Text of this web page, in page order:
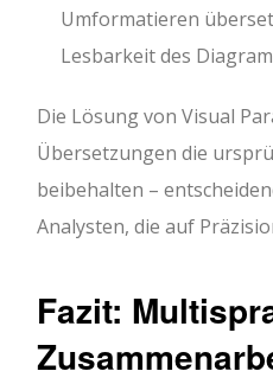
Umformatieren
Lesbarkeit des
Die Lösung von Visual
Übersetzungen die
beibehalten –
Analysten, die auf
Fazit: